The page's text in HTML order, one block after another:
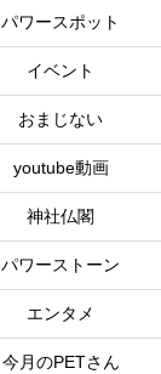
パワースポット
イベント
おまじない
youtube動画
神社仏閣
パワーストーン
エンタメ
今月のPETさん